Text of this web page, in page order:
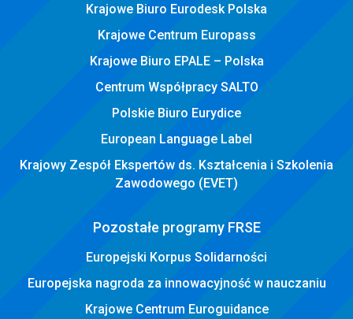
Krajowe Biuro Eurodesk Polska
Krajowe Centrum Europass
Krajowe Biuro EPALE – Polska
Centrum Współpracy SALTO
Polskie Biuro Eurydice
European Language Label
Krajowy Zespół Ekspertów ds. Kształcenia i Szkolenia
Zawodowego (EVET)
Pozostałe programy FRSE
Europejski Korpus Solidarności
Europejska nagroda za innowacyjność w nauczaniu
Krajowe Centrum Euroguidance